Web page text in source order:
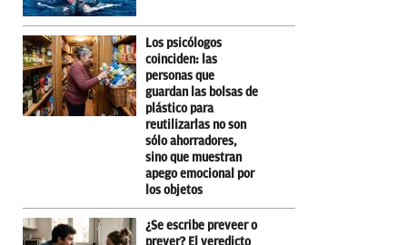
Los psicólogos
coinciden: las
personas que
guardan las bolsas de
plástico para
reutilizarlas no son
sólo ahorradores,
sino que muestran
apego emocional por
los objetos
¿Se escribe preveer o
prever? El veredicto